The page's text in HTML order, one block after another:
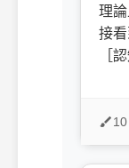
理
接
［
10